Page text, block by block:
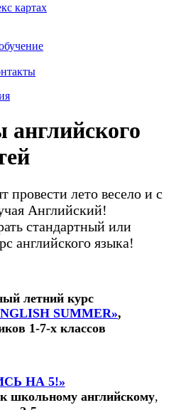
картах
английского
лето весело и с
Английский!
стандартный или
английского языка!
летний курс
SUMMER»,
1-7-х классов
НА 5!»
школьному английскому,